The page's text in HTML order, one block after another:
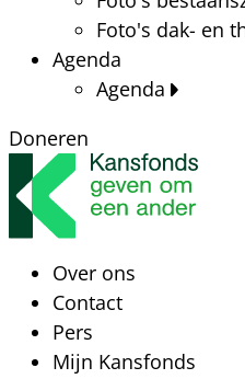
Foto's dak- en
Agenda
Agenda
Doneren
Over ons
Contact
Pers
Mijn Kansfonds